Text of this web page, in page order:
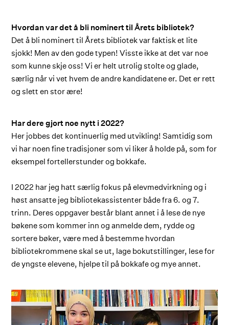
Hvordan var det å bli nominert til Årets bibliotek?
Det å bli nominert til Årets bibliotek var faktisk et lite
sjokk! Men av den gode typen! Visste ikke at det var noe
som kunne skje oss! Vi er helt utrolig stolte og glade,
særlig når vi vet hvem de andre kandidatene er. Det er rett
og slett en stor ære!
Har dere gjort noe nytt i 2022?
Her jobbes det kontinuerlig med utvikling! Samtidig som
vi har noen fine tradisjoner som vi liker å holde på, som for
eksempel fortellerstunder og bokkafe.
I 2022 har jeg hatt særlig fokus på elevmedvirkning og i
høst ansatte jeg bibliotekassistenter både fra 6. og 7.
trinn. Deres oppgaver består blant annet i å lese de nye
bøkene som kommer inn og anmelde dem, rydde og
sortere bøker, være med å bestemme hvordan
bibliotekrommene skal se ut, lage bokutstillinger, lese for
de yngste elevene, hjelpe til på bokkafe og mye annet.